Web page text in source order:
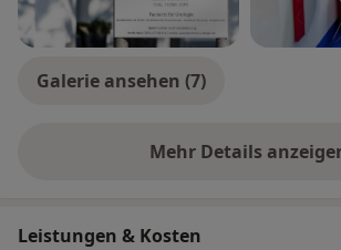
Galerie ansehen (7)
Mehr Detailsüber
Leistungen & Kosten